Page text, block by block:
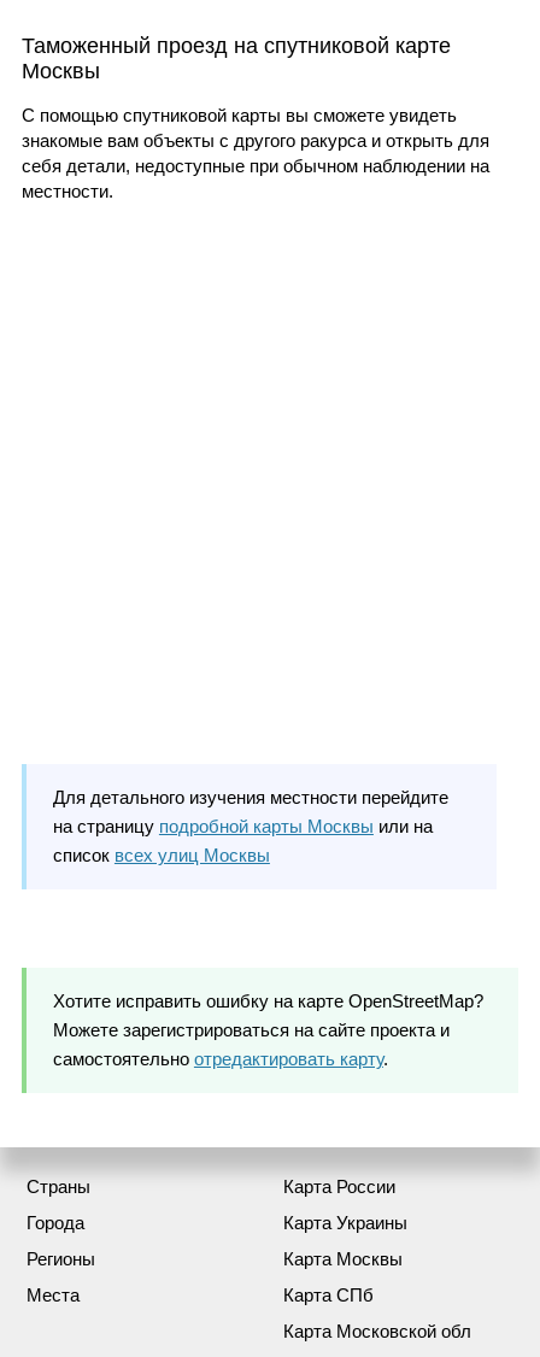
Таможенный проезд на спутниковой карте
Москвы
С помощью спутниковой карты вы сможете увидеть
знакомые вам объекты с другого ракурса и открыть для
себя детали, недоступные при обычном наблюдении на
местности.
Для детального изучения местности перейдите
на страницу подробной карты Москвы или на
список всех улиц Москвы
Хотите исправить ошибку на карте OpenStreetMap?
Можете зарегистрироваться на сайте проекта и
самостоятельно отредактировать карту.
Страны
Города
Регионы
Места
Карта России
Карта Украины
Карта Москвы
Карта СПб
Карта Московской обл